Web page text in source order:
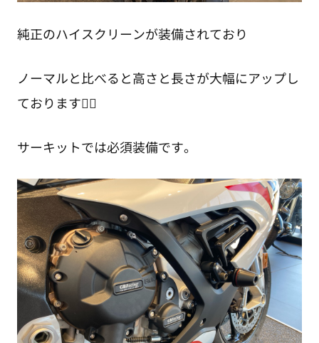
純正のハイスクリーンが装備されており
ノーマルと比べると高さと長さが大幅にアップし
ております💁‍♂️
サーキットでは必須装備です。